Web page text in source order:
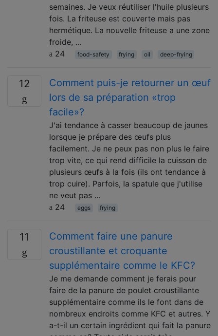
semaines. Je veux réutiliser l'huile plusieurs
fois. La friteuse est couverte mais pas
hermétique. La nouvelle friteuse a une zone
froide, …
24
food-safety frying oil deep-frying
12
Comment puis-je retourner un œuf
lors de sa préparation «trop
facile»?
J'ai tendance à casser beaucoup de jaunes
lorsque je prépare des œufs plus
facilement. Je ne peux pas non plus le faire
trop vite, ce qui rend difficile la cuisson de
plusieurs œufs à la fois (ils ont tendance à
trop cuire). Parfois, la spatule que j'utilise
ne veut pas …
24
eggs frying
11
Comment faire une panure
croustillante et croquante
supplémentaire comme le KFC?
Je me demande comment je ferais pour
faire de la panure de poulet croustillante
supplémentaire comme ils le font dans de
nombreux endroits comme KFC et autres. Y
a-t-il un certain ingrédient qui fait la panure